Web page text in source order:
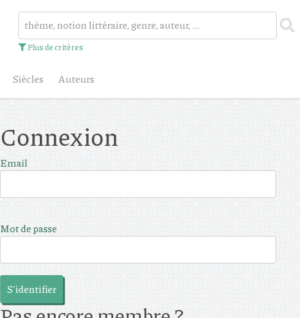
Plus de critères
Siècles Auteurs
Connexion
Email
Mot de passe
S'identifier